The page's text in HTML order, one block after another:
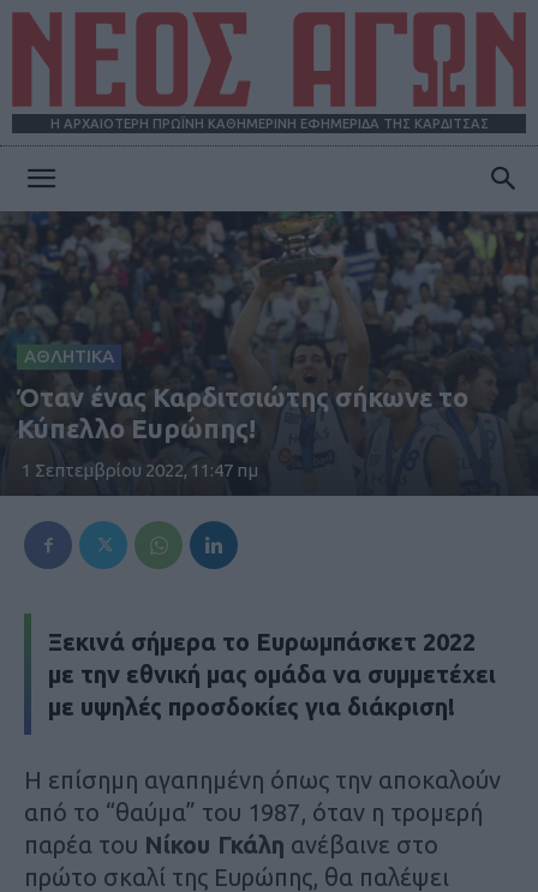
Η ΑΡΧΑΙΟΤΕΡΗ ΠΡΩΪΝΗ ΚΑΘΗΜΕΡΙΝΗ ΕΦΗΜΕΡΙΔΑ ΤΗΣ ΚΑΡΔΙΤΣΑΣ
ΑΓΩΝ
ΑΘΛΗΤΙΚΑ
Όταν ένας Καρδιτσιώτης σήκωνε το
Κύπελλο Ευρώπης!
1 Σεπτεμβρίου 2022, 11:47 πμ
Ξεκινά σήμερα το Ευρωμπάσκετ 2022
με την εθνική μας ομάδα να συμμετέχει
με υψηλές προσδοκίες για διάκριση!
Η επίσημη αγαπημένη όπως την αποκαλούν
από το “θαύμα” του 1987, όταν η τρομερή
παρέα του Νίκου Γκάλη ανέβαινε στο
πρώτο σκαλί της Ευρώπης, θα παλέψει